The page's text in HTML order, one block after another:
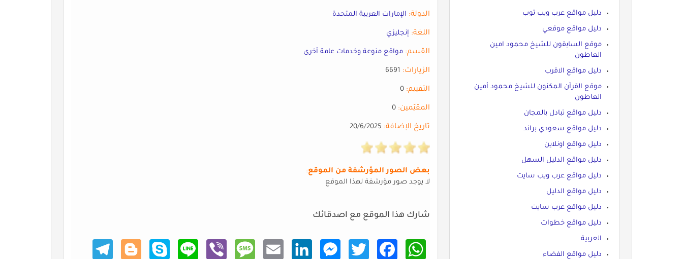
الدولة: الإمارات العربية المتحدة
اللغة: إنجليزي
القسم: مواقع منوعة وخدمات عامة أخرى
الزيارات:
التقييم:
المقيّمين:
تاريخ الإضافة:
بعض الصور المؤرشفة من الموقع:
لا يوجد صور مؤرشفة لهذا الموقع
شارك هذا الموقع مع اصدقائك
What
sApp
Faceb
ook
Twitt
er
Mess
enger
Linke
dIn
Email
Mess
age
Viber
Line
Skype
Blogg
er
Teleg
ram
دليل مواقع عرب ويب توب
دليل مواقع موقعي
موقع السابقون للشيخ محمود امين
العاطون
دليل مواقع الاقرب
موقع القرآن المكنون للشيخ محمود أمين
العاطون
دليل مواقع تبادل بالمجان
دليل مواقع سعودي براند
دليل مواقع اونلاين
دليل مواقع الدليل السهل
دليل مواقع عرب ويب سايت
دليل مواقع الدليل
دليل مواقع عرب سايت
دليل مواقع خطوات
العربية
دليل مواقع الفضاء